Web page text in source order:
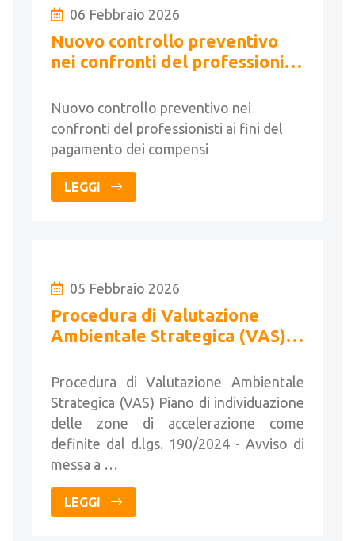
06 Febbraio 2026
Nuovo controllo preventivo
nei confronti del professionisti
compensi
Nuovo controllo preventivo nei
confronti del professionisti ai fini del
pagamento dei compensi
LEGGI
05 Febbraio 2026
Procedura di Valutazione
Ambientale Strategica (VAS) -
Forum Pubblico
Procedura di Valutazione Ambientale
Strategica (VAS) Piano di individuazione
delle zone di accelerazione come
definite dal d.lgs. 190/2024 - Avviso di
messa a …
LEGGI